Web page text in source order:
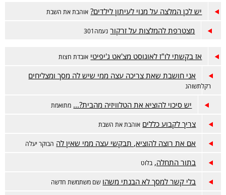
יש לכן המלצה על מנוי לעיתון לילדים? אוהבת את השבת
מצטרפת להמלצות על זרקור נעמה301
אז בקשתי לו"ז לאוגוסט מצ'אט ג'יפיטי אובדת חצות
אני חושבת שאת צריכה עצה ממי שיש לה מסך ומצליחים
רקלתשוהנ
יש סיכוי להוציא את הטלוויזיה מהבית?... מתואמת
צריך לקבוע כללים אוהבת את השבת
אם את רוצה להוציא, תבקשי עצה ממי שאין לה הבוקר יעלה
בתור התחלה, בלוט
בלי קשר למסך לא הבנתי משהו שם משתמשת חדשה